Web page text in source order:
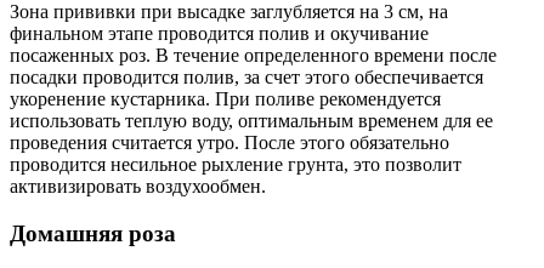
Зона прививки при высадке заглубляется на 3 см, на
финальном этапе проводится полив и окучивание
посаженных роз. В течение определенного времени после
посадки проводится полив, за счет этого обеспечивается
укоренение кустарника. При поливе рекомендуется
использовать теплую воду, оптимальным временем для ее
проведения считается утро. После этого обязательно
проводится несильное рыхление грунта, это позволит
активизировать воздухообмен.
Домашняя роза